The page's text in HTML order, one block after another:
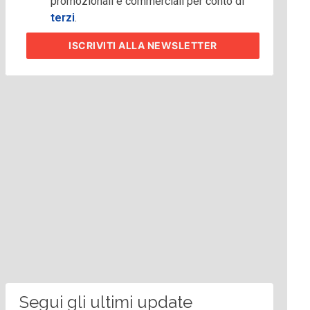
terzi.
ISCRIVITIALLA NEWSLETTER
Segui gli ultimi update